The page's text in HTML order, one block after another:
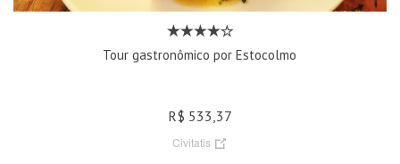
Tour gastronômico por Estocolmo
R$ 533,37
Civitatis